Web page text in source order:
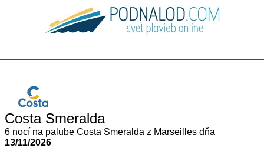
Costa Smeralda
6 nocí na palube Costa Smeralda z Marseilles dňa
13/11/2026